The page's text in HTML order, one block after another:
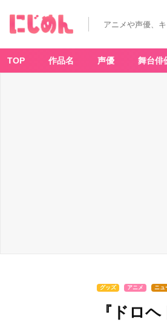
アニメや声優、
TOP 作品名 声優 舞台俳
グッズ アニメ ニュ
『ドロ